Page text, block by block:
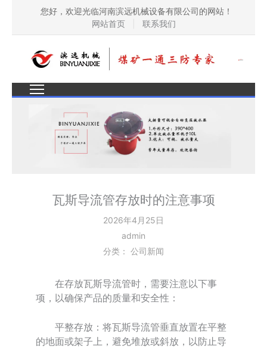
您好，欢迎光临河南滨远机械设备有限公司的网站！
网站首页
联系我们
瓦斯导流管存放时的注意事项
2026年4月25日
admin
分类： 公司新闻
在存放瓦斯导流管时，需要注意以下事
项，以确保产品的质量和安全性：
平整存放：将瓦斯导流管垂直放置在平整
的地面或架子上，避免堆放或斜放，以防止导